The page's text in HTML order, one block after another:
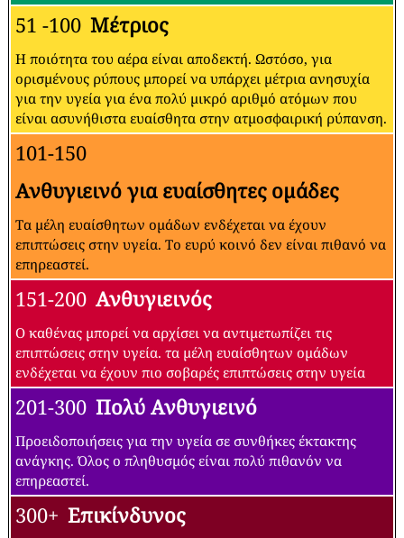
51 -100 Μέτριος
Η ποιότητα του αέρα είναι αποδεκτή. Ωστόσο, για
ορισμένους ρύπους μπορεί να υπάρχει μέτρια ανησυχία
για την υγεία για ένα πολύ μικρό αριθμό ατόμων που
είναι ασυνήθιστα ευαίσθητα στην ατμοσφαιρική ρύπανση.
101-150
Ανθυγιεινό για ευαίσθητες ομάδες
Τα μέλη ευαίσθητων ομάδων ενδέχεται να έχουν
επιπτώσεις στην υγεία. Το ευρύ κοινό δεν είναι πιθανό να
επηρεαστεί.
151-200 Ανθυγιεινός
Ο καθένας μπορεί να αρχίσει να αντιμετωπίζει τις
επιπτώσεις στην υγεία. τα μέλη ευαίσθητων ομάδων
ενδέχεται να έχουν πιο σοβαρές επιπτώσεις στην υγεία
201-300 Πολύ Ανθυγιεινό
Προειδοποιήσεις για την υγεία σε συνθήκες έκτακτης
ανάγκης. Όλος ο πληθυσμός είναι πολύ πιθανόν να
επηρεαστεί.
300+ Επικίνδυνος